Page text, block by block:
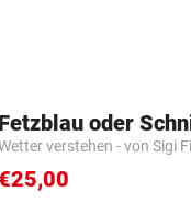
Fetzblau oder
verstehen - von Sigi